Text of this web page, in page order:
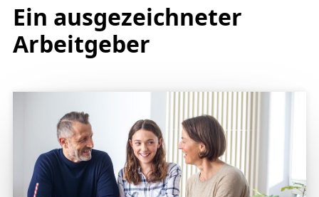
Ein ausgezeichneter
Arbeitgeber